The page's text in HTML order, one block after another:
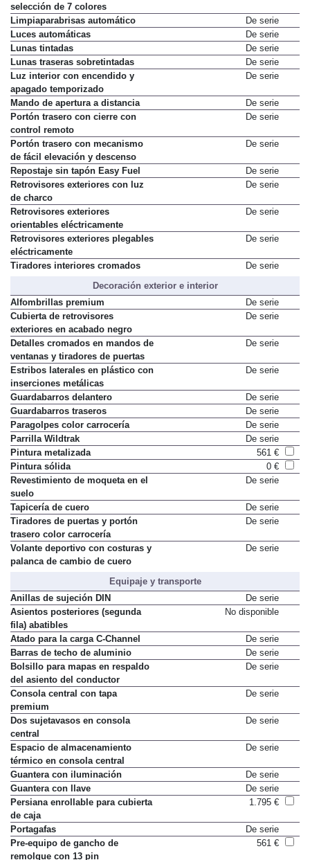
Iluminación ambiental LED con
selección de 7 colores
Limpiaparabrisas automático
De serie
Luces automáticas
De serie
Lunas tintadas
De serie
Lunas traseras sobretintadas
De serie
Luz interior con encendido y
apagado temporizado
Mando de apertura a distancia
De serie
Portón trasero con cierre con
control remoto
Portón trasero con mecanismo
de fácil elevación y descenso
Repostaje sin tapón Easy Fuel
De serie
Retrovisores exteriores con luz
de charco
Retrovisores exteriores
orientables eléctricamente
Retrovisores exteriores plegables
eléctricamente
Decoración exterior e interior
Alfombrillas premium
De serie
Cubierta de retrovisores
exteriores en acabado negro
Detalles cromados en mandos de
ventanas y tiradores de puertas
Estribos laterales en plástico con
inserciones metálicas
Guardabarros delantero
De serie
Guardabarros traseros
De serie
Paragolpes color carrocería
De serie
Parrilla Wildtrak
De serie
Pintura metalizada
561 €
Pintura sólida
0 €
Revestimiento de moqueta en el
suelo
Tapicería de cuero
De serie
Tiradores de puertas y portón
trasero color carrocería
Volante deportivo con costuras y
Equipaje y transporte
Anillas de sujeción DIN
De serie
Asientos posteriores (segunda
fila) abatibles
Atado para la carga C-Channel
De serie
Barras de techo de aluminio
De serie
Bolsillo para mapas en respaldo
del asiento del conductor
Consola central con tapa
premium
Dos sujetavasos en consola
central
Espacio de almacenamiento
térmico en consola central
Guantera con iluminación
De serie
Guantera con llave
De serie
Persiana enrollable para cubierta
de caja
Portagafas
De serie
Pre-equipo de gancho de